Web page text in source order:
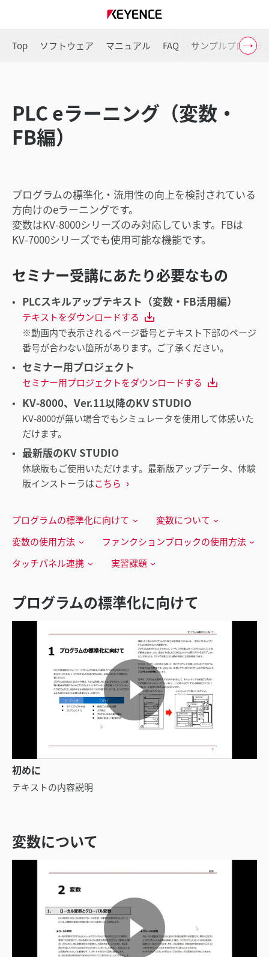
Top ソフトウェア マニュアル FAQ サンプルプログラ
PLC eラーニング（変数・
FB編）
プログラムの標準化・流用性の向上を検討されている
方向けのeラーニングです。
変数はKV-8000シリーズのみ対応しています。FBは
KV-7000シリーズでも使用可能な機能です。
セミナー受講にあたり必要なもの
PLCスキルアップテキスト（変数・FB活用編）
テキストをダウンロードする
※動画内で表示されるページ番号とテキスト下部のページ
番号が合わない箇所があります。ご了承ください。
セミナー用プロジェクト
セミナー用プロジェクトをダウンロードする
KV-8000、Ver.11以降のKV STUDIO
KV-8000が無い場合でもシミュレータを使用して体感いた
だけます。
最新版のKV STUDIO
体験版もご使用いただけます。最新版アップデータ、体験
版インストーラはこちら
プログラムの標準化に向けて
変数について
変数の使用方法
ファンクションブロックの使用方法
タッチパネル連携
実習課題
プログラムの標準化に向けて
初めに
テキストの内容説明
変数について